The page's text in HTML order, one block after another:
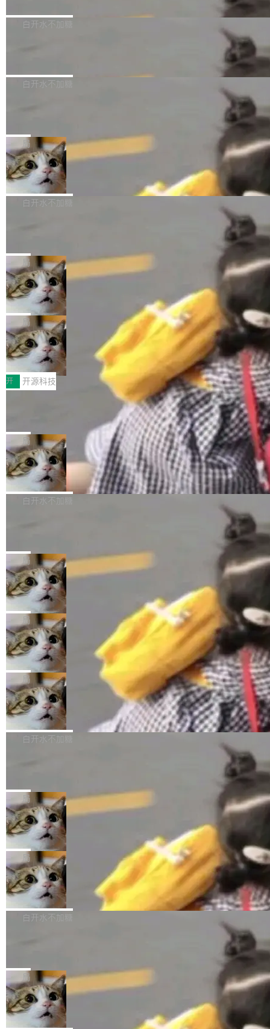
自研的多个文生3D和...
整性保护。效果是：吞吐量提升 41%，每 token
让语音识别不再只是听清，而是真正听懂。通过
w 不要求标准普通话，方言识别覆盖粤语、吴语
新和少量网页兼容性修复版本。 Changes/fixe
容提供的字体时出现的几个问题 为避免音频加
质的最低采样率）的音频格式将被拒绝 修复了 C
SS 圆角虚线样式中可能存在的问题 如果表单中
的图像元素不在同一个子树中，则它们将不再关
联 加...
白开水不加糖
发布的 Release Notes，他利用 AI 工具（如 Co
最强的若干项。对于尚未正式发版的 PG 19，则
通过拉取过去一年内（从 PG 18 Beta1 时间点
至今）的所有 commit，同样交由 AI 分析提炼。
经过人工复核，准确度令人满意。这一方法也为
社区爱好者提供了高效跟踪新版本的思路。
白开水不加糖
维护工作一直与我的日常工作、家务、社交生活
和休闲娱乐竞争时间。" 这是 libexpat 维护者 S
ebastian Pipping 写在博客里的话。8 月 4 日，
他宣布了一个新消息：从 2026 年 8 月 1 日起，
他可以全职维护 libexpat 了，最长 6 个月。发
库之一。你的操作系统、浏览器、无数的基础设
施软件，很可能都在用它。而过去十年，维护它
的人一直在用业余...
局
Firefox 153.0.3 发布
Firefox 153.0.3 现已发布，具体更新内容如
下： New Smart Window 包含多项增强功能：
gi?id=2019042">Bug&nbsp;2019042</a>）</l
i> <li>现在，助手可以直接使用 Exa 的网络搜索
结果回答问题，而无需将问题转交给搜索引擎。
（<a href="https://bugzilla.mozilla.org/show_
bug.cgi?id=204...
白开水不加糖
的 npm 包。项目的核心论点是：容器不适合 Ag
ent 计算。真正适合的，是 Isolate。 Cloudflare
工程师在这件事上没什么可谦虚的——他们用 W
orkers 跑了十年 Isolate。用 CEO Matthew Pri
nce 的话说：「我们一生都在用 Isolate 运行代
码，而 AI Agent 不需要容器，它们需要的是 Iso
late。」 容器为什么不合适 容器的问题在于启动
和销毁都太重了。一个 Agent 要执行的任务可能
只需要几毫秒的 CPU 时间，但容器从冷启动到
就绪要花数秒。如果未来有十...
局
OpenAI 公开邮件和聊天记录回应苹果
诉讼，称“Apple is getting this wron
g”
上个月，苹果一纸诉状把 OpenAI 告上法庭，指
控其挖角苹果前员工并窃取商业秘密。苹果的诉
状把 OpenAI 描述成一个系统性地从前东家挖
人、套取机密信息的对手。 OpenAI 没发律师
函，也没选择庭外沉默。它在官网贴了一篇博
文，标题只有六个字：Apple is getting this wro
ng。 然后，它把邮件往来和 iMessage 聊天记
录全贴了出来。 他发错人了 苹果外部律师 Gabr
iel Gross 来自 Weil 律所，2 月 23 日下午 5:53
给 OpenAI 总法律顾问 Che Chang 发了封邮
件，附了一封长信，要求 OpenAI 配合调查前苹
果员工带走机密信...
局
HUAWEI MatePad Edge上架WorkBu
ddy鸿蒙PC版，说话就能干活的AI办公
搭子
全能AI工作台WorkBuddy鸿蒙PC版上架HUAWE
I MatePad Edge应用市场，直接下载即可使
用，与鸿蒙电脑上的体验一致。值得一提的是，
这是目前市面上唯一支持平板接入WorkBuddy P
C版的产品，搭载“人机双写”重磅功能——你写
你的，AI写AI的，同屏协作互不干扰。一句话让
AI帮你干活，现在开启全新体验！ 温馨提示：
体验WorkBuddy鸿蒙PC版前，请将 HUAWEI M
atePad Edge 升级至 HarmonyOS 6.1.0.135S
P9 patch03及以上版本。 *升级路径：设置 > 搜
开 开源科技
FFmpeg 9.0 发布：代号“Lei”，以此纪
全球知名开源多媒体框架 FFmpeg 今天正式发
布了 9.0 版本。这个版本除了带来新一代音视频
处理能力和硬件加速支持之外，还有一个特殊之
处：FFmpeg 9.0 的代号是“Lei”。 这个名字，
来自中国开发者雷霄骅（Lei Xiaohua）。 对于
很多中国音视频开发者而言，这个名字并不陌
“启蒙老师”。 而今年，恰好是雷霄骅离世十周
年。FFmpeg 社区最终选择用一个大版本的名
字，留下了这份纪念。 雷霄骅曾是中国传媒大学
数字电视技术方向的博士生，长期从事视频、音
频技...
局
亚马逊成本失控：AI 写代码烧掉 1215
万元，超预算 860%
外媒近日曝光了亚马逊的多份内部报告显示，AI
导致公司在多个项目上超支。《金融时报》报道
编写程序，目标是完成电商平台作者信息与商品
列表的数据匹配 —— 一项常规的数据处理任
务，最终却产生了 180 万美元的账单，实际支出
超出原定预算 860%。 更令人意外的是，该项目
最终并未成功落地，而高额算力消耗持续运行长
达 5 个月，公司直到财务对账时才察觉异常。这
意味着一个无人看管的 AI 程序，在近半年时间
里日夜不停地"烧钱"。 复盘显示，...
白开水不加糖
e CEO Clément Delangue 在 CNBC 的采访里
没有拐弯抹角。他说中国正在赢得 AI 竞赛，而
且按目前的速度，中国 AI 工具预计在今年底或
2027 年就能追上美国前沿实验室的水平。 Dela
ngue 把原因归结为一件事：开放协作。中国的
AI 开发者在一个共享和协作的生态里加速迭代，
而美国模型厂商在"闭门造车"。他的原话是 "buil
ding in silos"——各自为战，互不通气。 这个判
断从他嘴里说出来分量不同。Hugging Face 是
全球最大的开源 AI 平台，上面跑着上百万个模
型。谁在开源赛道上领先，...
局
当 AI agent 把源码变成了最好的扩展系
统，开发者工具必须开源
五年前，David Crawshaw 问过很多软件工程师
一个问题：你写过什么给自己用的程序？答案几
乎都是没有。工程师们整天用别人写的程序写程
序给别人用。偶尔有人自己写个博客系统、智能
家居控制、家庭实验室，都算稀奇事。 Crawsh
aw 是 Shelley 的作者，一个开源 AI coding age
nt。他最近在博客上写了一篇文章，核心论点很
简单：开发者工具必须开源。 理由不是传统的自
由软件情怀，而是一个跟 AI agent 直接相关的
技术判断。 两行 prompt 就能个性化任何软件 C
局
DeepSeek Harness 宣布内测邀请，全
网最大规模开源 Agent 路演现场诞生
一条内测招募帖，发出去的时候大概没人想到它
会变成一场开源 Agent 生态的路演。 8月1日，
DeepSeek Harness 团队负责人崔添翼（tiany
i）在 X 上发帖： 「如果你是 Agent Harness 相
关开源项目的开发者，希望参加 DeepSeek Har
ness 的内测，可以回复或私信联系我。请附上
Harness 负责把能力落到真实环境中——调用工
具、读写文件、管理上下文、处理错误、完成闭
环。崔添翼招人的标...
局
商汤 SenseNova U1.5-Lite-Preview
开源
商汤科技宣布面向社区开源轻量级统一多模态模
型的预览版本 SenseNova U1.5-Lite-Preview。
理解、推理、生成与编辑，还仅以 8B-MoT 的轻
量大小，将能力推进到4K、更精细的真实质感、
更复杂的视觉控制和可持续迭代编辑。 相比 U
1，U1.5-Lite-Preview 在以下方向上带来了显著
提升： 原生支持4K图像生成； 更精细的局部纹
理、细节与真实世界质感； 更准确的中英文文字
生成与复杂版式组织； 更稳定的图...
白开水不加糖
nap。这次是 hwctl——一个用来检查 Ubuntu
硬件认证状态的命令行工具。 Canonical 工程师
Alan Griffiths 在邮件列表中说得很直白：「hwc
tl 是一个 Ubuntu 专有的包，它和它的依赖项都
是 Ubuntu 专有的，不会用在其他发行版上。」
所以 deb 版本的受众实际上为零。既然只有 Ub
untu 用户在用，那用 snap 打包就没什么可纠结
的。 从 deb 到 snap 的迁移路径 hwctl 是 rust-
hwlib 硬件 API 库的一部分，命令行工具负责查
局
Dario Amodei 担心新人来 Anthropic
只为金钱，不为使命
顶级 AI 研究员在两家公司之间来回跳，中间只
隔了几天。 Lilian Weng 上周刚宣布因健康原因
离开 Thinking Machines Lab，说自己作为联合
创始人的角色「太累了」。几天后，The Inform
ation 就曝出她将重回 OpenAI，负责递归自我
改进方向的研究。她是 Thinking Machines 过
一在人才争夺战中失血的公司。六月，Google
连失两员大将：Noam Shazeer 去了 Op...
局
FFmpeg 9.0 发布
FFmpeg 9.0 现已发布，包含多项改进。官方更
新日志列出的 9.0 版本主要更新内容如下： 扩
er HE-AAC 960 解码 (DAB+) transpose_cuda
filter 添加 AMF Frame Rate Converter (vf_frc
_amf) filter SMPTE 2094-50 元数据支持和直
通 ProRes RAW VideoToolbox 硬件加速器 AP
白开水不加糖
Code 在 X 上发帖：「DeepSeek Flash did 8T
tokens on August 1st. 5T of free usage + 3T
on OpenCode Go.」79.8 万次浏览，连带着 #
DeepSeek一天消耗了8万亿# 上了微博热搜——
局
NetBSD 11.0 正式发布
NetBSD 11.0 现已正式发布，这是 NetBSD 操